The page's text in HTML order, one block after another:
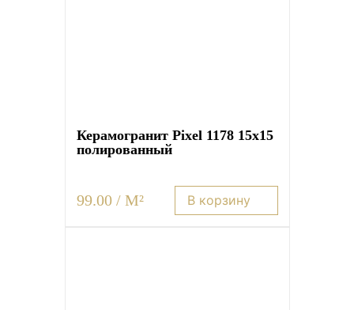
Керамогранит Pixel 1178 15х15
полированный
99.00 / M² В корзину